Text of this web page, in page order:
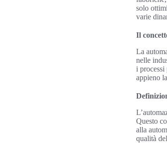
solo
varie
Il
La
nelle
i processi
appieno
Questo
alla
qualità